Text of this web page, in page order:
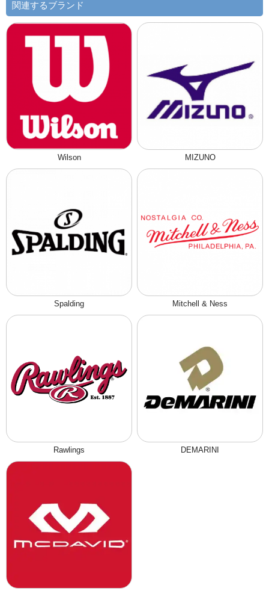
関連するブランド
Wilson MIZUNO
Spalding Mitchell & Ness
Rawlings DEMARINI